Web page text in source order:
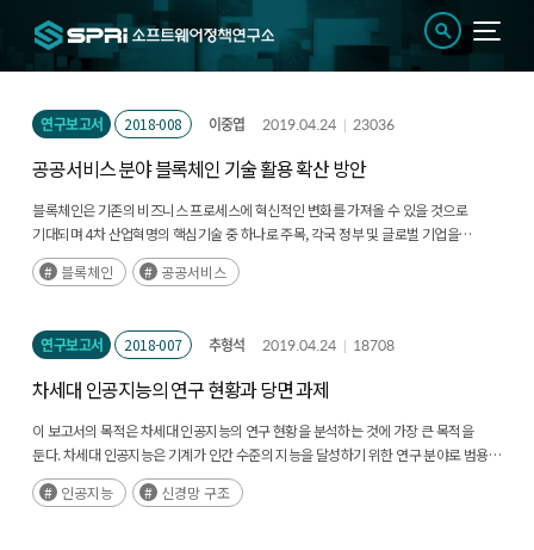
연구보고서 2018-008 이중엽 2019.04.24 23036
공공서비스 분야 블록체인 기술 활용 확산 방안
블록체인은 기존의 비즈니스 프로세스에 혁신적인 변화를 가져올 수 있을 것으로
기대되며 4차 산업혁명의 핵심기술 중 하나로 주목, 각국 정부 및 글로벌 기업을
중심으로 다양한 분야에 블록체인 기술을 시범 적용하여 다양한 적용 사례를 발굴하는
중(후략)블록체인 공공서비스
연구보고서 2018-007 추형석 2019.04.24 18708
차세대 인공지능의 연구 현황과 당면 과제
이 보고서의 목적은 차세대 인공지능의 연구 현황을 분석하는 것에 가장 큰 목적을
둔다. 차세대 인공지능은 기계가 인간 수준의 지능을 달성하기 위한 연구 분야로 범용
인공지능, 인공생명 등의 분야가 있다. 이 보고서에서 차세대 인공지능을 다루는 이유는
(후략)인공지능 신경망 구조